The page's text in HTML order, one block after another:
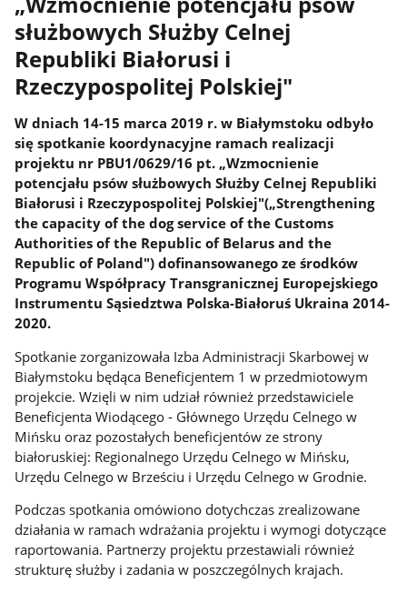
służbowych Służby Celnej
Republiki Białorusi i
Rzeczypospolitej Polskiej"
W dniach 14-15 marca 2019 r. w Białymstoku odbyło
się spotkanie koordynacyjne ramach realizacji
projektu nr PBU1/0629/16 pt. „Wzmocnienie
potencjału psów służbowych Służby Celnej Republiki
Białorusi i Rzeczypospolitej Polskiej"(„Strengthening
the capacity of the dog service of the Customs
Authorities of the Republic of Belarus and the
Republic of Poland") dofinansowanego ze środków
Programu Współpracy Transgranicznej Europejskiego
Instrumentu Sąsiedztwa Polska-Białoruś Ukraina 2014-
2020.
Spotkanie zorganizowała Izba Administracji Skarbowej w
Białymstoku będąca Beneficjentem 1 w przedmiotowym
projekcie. Wzięli w nim udział również przedstawiciele
Beneficjenta Wiodącego - Głównego Urzędu Celnego w
Mińsku oraz pozostałych beneficjentów ze strony
białoruskiej: Regionalnego Urzędu Celnego w Mińsku,
Urzędu Celnego w Brześciu i Urzędu Celnego w Grodnie.
Podczas spotkania omówiono dotychczas zrealizowane
działania w ramach wdrażania projektu i wymogi dotyczące
raportowania. Partnerzy projektu przestawiali również
strukturę służby i zadania w poszczególnych krajach.